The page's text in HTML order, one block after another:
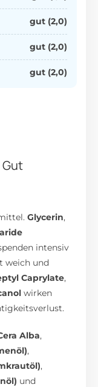
gut (2,0)
gut (2,0)
gut (2,0)
Glycerin,
intensiv
weich und
Caprylate,
wirken
Alba,
,
,
und